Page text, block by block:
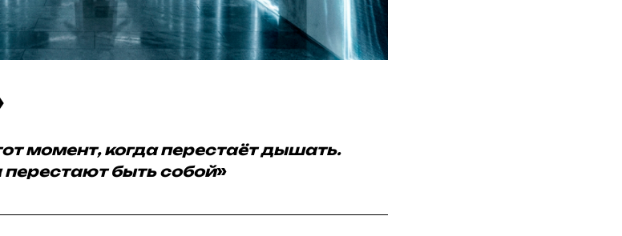
момент, когда перестаёт дышать.
перестают быть собой»